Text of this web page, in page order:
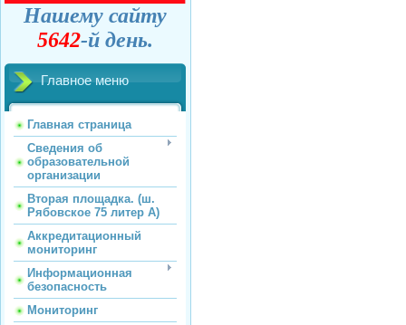
Нашему сайту
5642-й день.
Главное меню
Главная страница
Сведения об
образовательной
организации
Вторая площадка. (ш.
Рябовское 75 литер А)
Аккредитационный
мониторинг
Информационная
безопасность
Мониторинг